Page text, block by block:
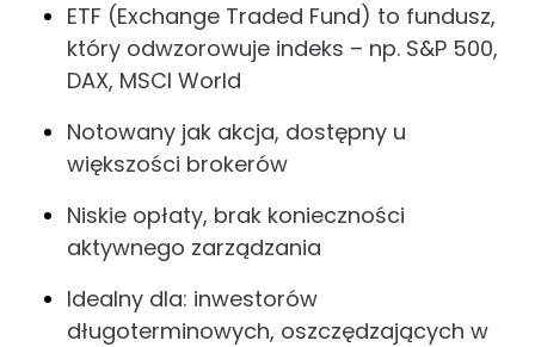
ETF (Exchange Traded Fund) to fundusz,
który odwzorowuje indeks – np. S&P 500,
DAX, MSCI World
Notowany jak akcja, dostępny u
większości brokerów
Niskie opłaty, brak konieczności
aktywnego zarządzania
Idealny dla: inwestorów
długoterminowych, oszczędzających w